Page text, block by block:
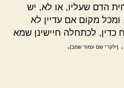
הדם שעליו, או לא, יש
מקום אם עדיין לא
כדין, לכתחלה חיישינן שמא
[ילקו"י שם עמוד שמב].